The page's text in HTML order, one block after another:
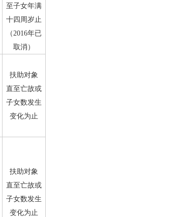
至子女年满
十四周岁止
（ 2016年已
取消）
扶助对象
直至亡故或
子女数发生
变化为止
扶助对象
直至亡故或
子女数发生
变化为止